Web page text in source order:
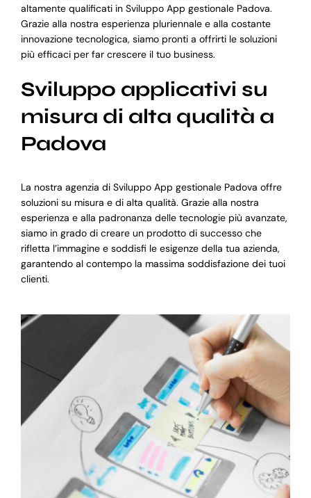
altamente qualificati in Sviluppo App gestionale Padova.
Grazie alla nostra esperienza pluriennale e alla costante
innovazione tecnologica, siamo pronti a offrirti le soluzioni
più efficaci per far crescere il tuo business.
Sviluppo applicativi su
misura di alta qualità a
Padova
La nostra agenzia di Sviluppo App gestionale Padova offre
soluzioni su misura e di alta qualità. Grazie alla nostra
esperienza e alla padronanza delle tecnologie più avanzate,
siamo in grado di creare un prodotto di successo che
rifletta l’immagine e soddisfi le esigenze della tua azienda,
garantendo al contempo la massima soddisfazione dei tuoi
clienti.